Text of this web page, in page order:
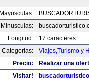
Mayusculas:
Minusculas:
Longitud:
17 caracteres
Categorias:
Viajes,Turismo y
Precio:
Realizar una
Visitar!